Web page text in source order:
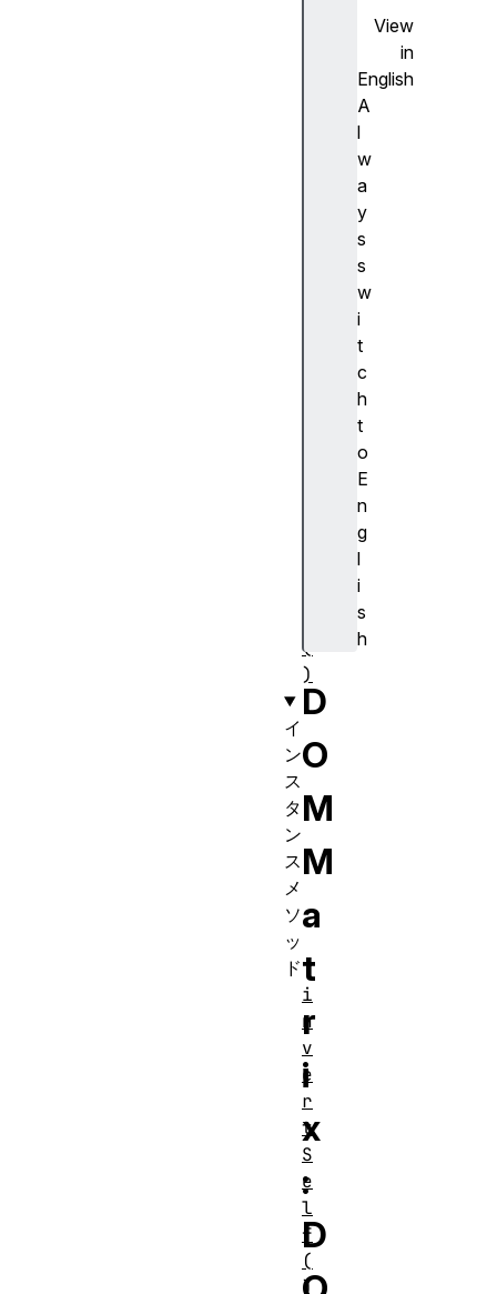
View
in
English
A
l
w
a
y
s
s
w
i
t
c
h
t
o
E
n
g
l
i
s
h
D
O
M
M
a
t
r
i
x
:
D
(
)
イ
ン
ス
タ
ン
ス
メ
ソ
ッ
ド
i
n
v
e
r
t
S
e
l
f
(
)